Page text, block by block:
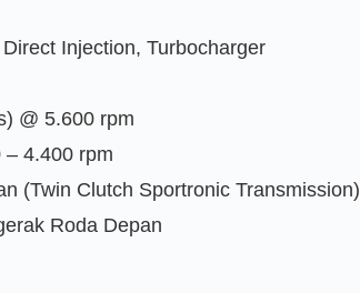
Injection, Turbocharger
@ 5.600 rpm
– 4.400 rpm
(Twin Clutch Sportronic Transmission)
Roda Depan